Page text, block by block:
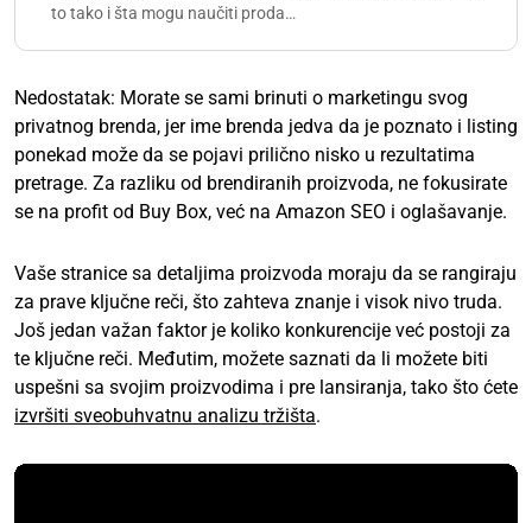
to tako i šta mogu naučiti proda…
Nedostatak: Morate se sami brinuti o marketingu svog
privatnog brenda, jer ime brenda jedva da je poznato i listing
ponekad može da se pojavi prilično nisko u rezultatima
pretrage. Za razliku od brendiranih proizvoda, ne fokusirate
se na profit od Buy Box, već na Amazon SEO i oglašavanje.
Vaše stranice sa detaljima proizvoda moraju da se rangiraju
za prave ključne reči, što zahteva znanje i visok nivo truda.
Još jedan važan faktor je koliko konkurencije već postoji za
te ključne reči. Međutim, možete saznati da li možete biti
uspešni sa svojim proizvodima i pre lansiranja, tako što ćete
izvršiti sveobuhvatnu analizu tržišta.